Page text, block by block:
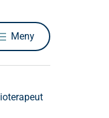
Meny